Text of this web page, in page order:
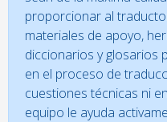
proporcionar al
materiales de apoyo,
diccionarios y glosarios
en el proceso de
cuestiones técnicas ni
equipo le ayuda